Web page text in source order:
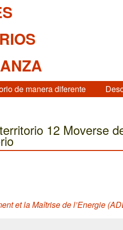
de manera diferente
12 Moverse
et la Maîtrise de l’Energie